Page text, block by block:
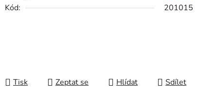
Kód:
201015
Tisk Zeptat se Hlídat Sdílet